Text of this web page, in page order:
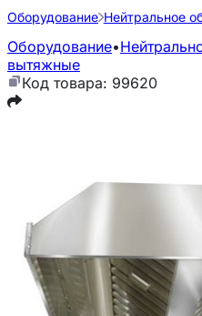
Оборудование Нейтральное
Оборудование•
вытяжные
Код товара: 99620